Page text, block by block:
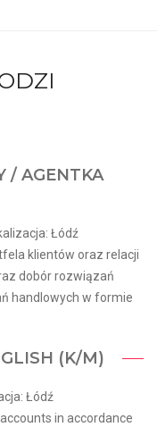
/ AGENTKA
Łódź
klientów oraz relacji
dobór rozwiązań
handlowych w formie
(K/M)
Łódź
in accordance